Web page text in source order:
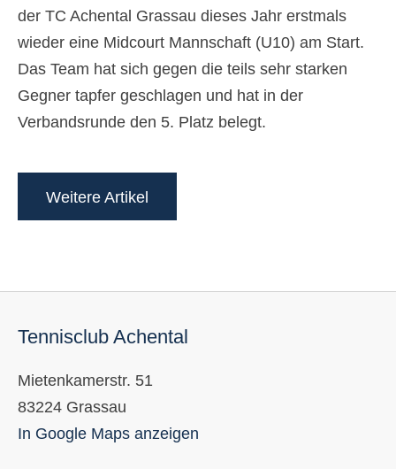
der TC Achental Grassau dieses Jahr erstmals
wieder eine Midcourt Mannschaft (U10) am Start.
Das Team hat sich gegen die teils sehr starken
Gegner tapfer geschlagen und hat in der
Verbandsrunde den 5. Platz belegt.
Weitere Artikel
Tennisclub Achental
Mietenkamerstr. 51
83224 Grassau
In Google Maps anzeigen